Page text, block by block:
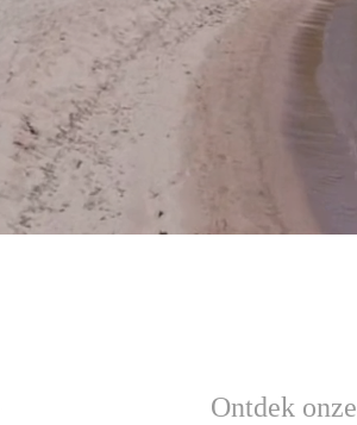
Ontdek onze